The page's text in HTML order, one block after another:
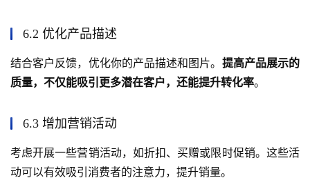
6.2 优化产品描述
结合客户反馈，优化你的产品描述和图片。 提高产品展示的
质量，不仅能吸引更多潜在客户，还能提升转化率。
6.3 增加营销活动
考虑开展一些营销活动，如折扣、买赠或限时促销。这些活
动可以有效吸引消费者的注意力，提升销量。